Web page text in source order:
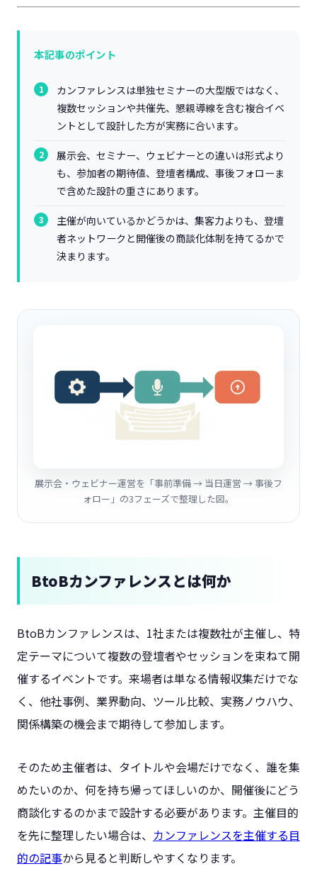
本記事のポイント
カンファレンスは単独セミナーの大型版ではなく、
複数セッションや共催先、懇親導線を含む複合イベ
ントとして設計した方が実務に合います。
展示会、セミナー、ウェビナーとの違いは形式より
も、参加者の期待値、登壇者構成、事後フォローま
で含めた設計の重さにあります。
主催が向いているかどうかは、集客力よりも、登壇
者ネットワークと開催後の商談化体制を持てるかで
決まります。
展示会・ウェビナー運営を「事前準備 → 当日運営 → 事後フ
ォロー」の3フェーズで整理した図。
BtoBカンファレンスとは何か
BtoBカンファレンスは、1社または複数社が主催し、特
定テーマについて複数の登壇者やセッションを束ねて開
催するイベントです。来場者は単なる情報収集だけでな
く、他社事例、業界動向、ツール比較、実務ノウハウ、
関係構築の機会まで期待して参加します。
そのため主催者は、タイトルや会場だけでなく、誰を集
めたいのか、何を持ち帰ってほしいのか、開催後にどう
商談化するのかまで設計する必要があります。主催目的
を先に整理したい場合は、 カンファレンスを主催する目
的の記事から見ると判断しやすくなります。